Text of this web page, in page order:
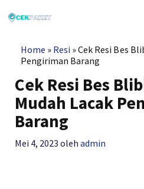
ke
Home » Resi »Cek Resi Bes
Pengiriman Barang
Cek Resi Bes
Mudah Lacak
Barang
Mei 4, 2023 olehadmin